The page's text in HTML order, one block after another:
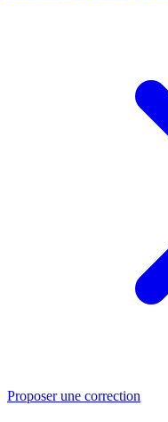
Proposer une correction